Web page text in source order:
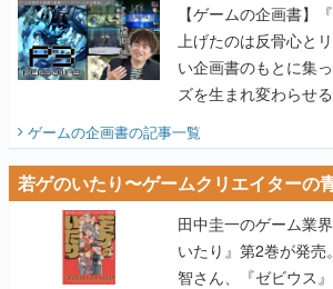
【ゲームの企画書】
上げたのは反骨心と
い企画書のもとに集
ズを生まれ変わらせ
ゲームの企画書の記事一覧
若ゲのいたり〜ゲームクリエイターの
田中圭一のゲーム業
いたり』第2巻が発
智さん、『ゼビウス